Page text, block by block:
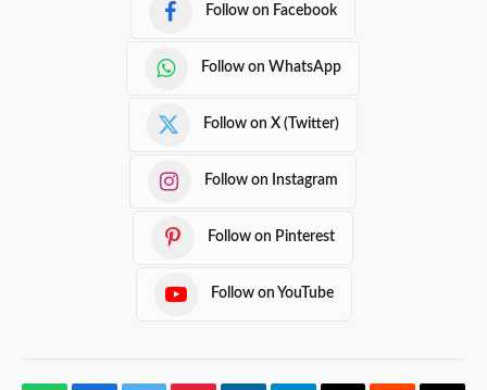
Follow on Facebook
Follow on WhatsApp
Follow on X (Twitter)
Follow on Instagram
Follow on Pinterest
Follow on YouTube